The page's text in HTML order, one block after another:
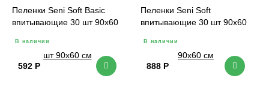
Пеленки Seni Soft Basic
впитывающие 30 шт 90х60
В наличии
592 Р
Пеленки Seni Soft
впитывающие 30 шт 90х60
В наличии
888 Р